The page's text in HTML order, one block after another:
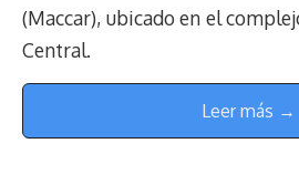
(Maccar), ubicado en el
Central.
Leer más →